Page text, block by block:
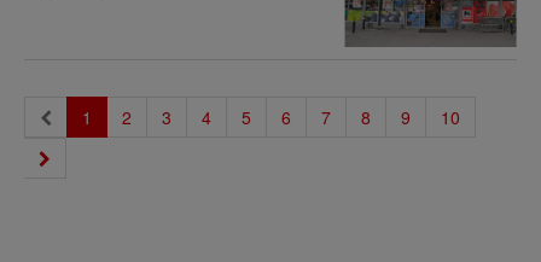
1 (current)
2 3 4 5 6 7 8 9 10